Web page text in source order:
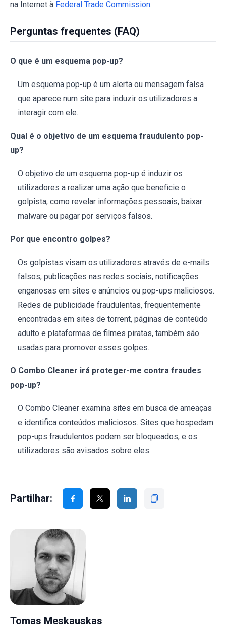
na Internet à Federal Trade Commission.
Perguntas frequentes (FAQ)
O que é um esquema pop-up?
Um esquema pop-up é um alerta ou mensagem falsa
que aparece num site para induzir os utilizadores a
interagir com ele.
Qual é o objetivo de um esquema fraudulento pop-
up?
O objetivo de um esquema pop-up é induzir os
utilizadores a realizar uma ação que beneficie o
golpista, como revelar informações pessoais, baixar
malware ou pagar por serviços falsos.
Por que encontro golpes?
Os golpistas visam os utilizadores através de e-mails
falsos, publicações nas redes sociais, notificações
enganosas em sites e anúncios ou pop-ups maliciosos.
Redes de publicidade fraudulentas, frequentemente
encontradas em sites de torrent, páginas de conteúdo
adulto e plataformas de filmes piratas, também são
usadas para promover esses golpes.
O Combo Cleaner irá proteger-me contra fraudes
pop-up?
O Combo Cleaner examina sites em busca de ameaças
e identifica conteúdos maliciosos. Sites que hospedam
pop-ups fraudulentos podem ser bloqueados, e os
utilizadores são avisados sobre eles.
Partilhar:
Tomas Meskauskas